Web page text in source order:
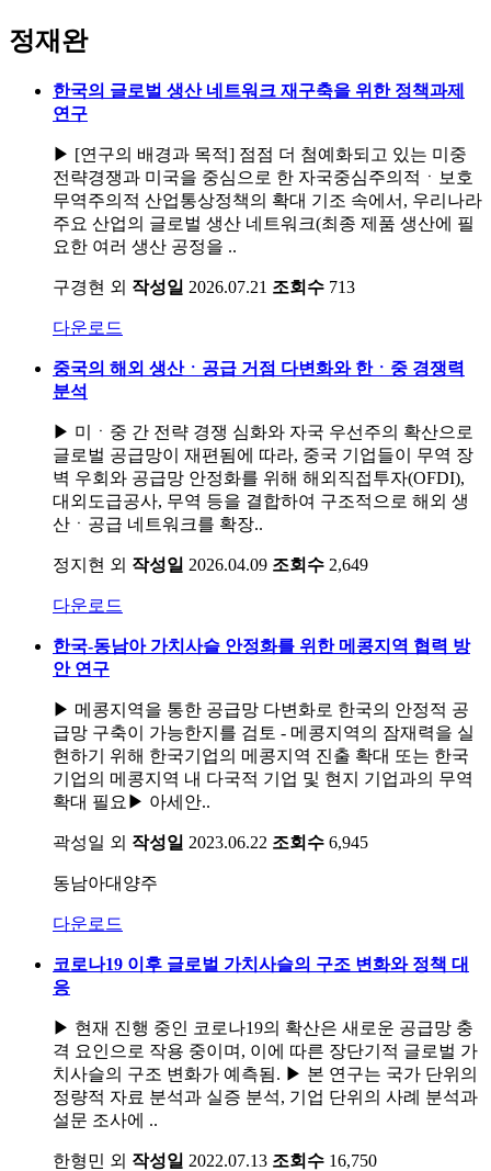
정재완
한국의 글로벌 생산 네트워크 재구축을 위한 정책과제
연구
▶ [연구의 배경과 목적] 점점 더 첨예화되고 있는 미중
전략경쟁과 미국을 중심으로 한 자국중심주의적ㆍ보호
무역주의적 산업통상정책의 확대 기조 속에서, 우리나라
주요 산업의 글로벌 생산 네트워크(최종 제품 생산에 필
요한 여러 생산 공정을 ..
구경현 외 작성일 2026.07.21 조회수 713
다운로드
중국의 해외 생산ㆍ공급 거점 다변화와 한ㆍ중 경쟁력
분석
▶ 미ㆍ중 간 전략 경쟁 심화와 자국 우선주의 확산으로
글로벌 공급망이 재편됨에 따라, 중국 기업들이 무역 장
벽 우회와 공급망 안정화를 위해 해외직접투자(OFDI),
대외도급공사, 무역 등을 결합하여 구조적으로 해외 생
산ㆍ공급 네트워크를 확장..
정지현 외 작성일 2026.04.09 조회수 2,649
다운로드
한국-동남아 가치사슬 안정화를 위한 메콩지역 협력 방
안 연구
▶ 메콩지역을 통한 공급망 다변화로 한국의 안정적 공
급망 구축이 가능한지를 검토 - 메콩지역의 잠재력을 실
현하기 위해 한국기업의 메콩지역 진출 확대 또는 한국
기업의 메콩지역 내 다국적 기업 및 현지 기업과의 무역
확대 필요▶ 아세안..
곽성일 외 작성일 2023.06.22 조회수 6,945
동남아대양주
다운로드
코로나19 이후 글로벌 가치사슬의 구조 변화와 정책 대
응
▶ 현재 진행 중인 코로나19의 확산은 새로운 공급망 충
격 요인으로 작용 중이며, 이에 따른 장단기적 글로벌 가
치사슬의 구조 변화가 예측됨. ▶ 본 연구는 국가 단위의
정량적 자료 분석과 실증 분석, 기업 단위의 사례 분석과
설문 조사에 ..
한형민 외 작성일 2022.07.13 조회수 16,750